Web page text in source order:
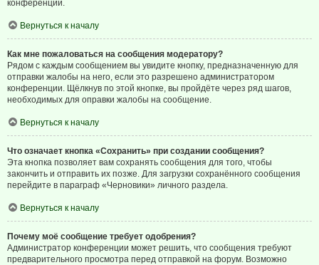
конференции.
Вернуться к началу
Как мне пожаловаться на сообщения модератору?
Рядом с каждым сообщением вы увидите кнопку, предназначенную для
отправки жалобы на него, если это разрешено администратором
конференции. Щёлкнув по этой кнопке, вы пройдёте через ряд шагов,
необходимых для оправки жалобы на сообщение.
Вернуться к началу
Что означает кнопка «Сохранить» при создании сообщения?
Эта кнопка позволяет вам сохранять сообщения для того, чтобы
закончить и отправить их позже. Для загрузки сохранённого сообщения
перейдите в параграф «Черновики» личного раздела.
Вернуться к началу
Почему моё сообщение требует одобрения?
Администратор конференции может решить, что сообщения требуют
предварительного просмотра перед отправкой на форум. Возможно